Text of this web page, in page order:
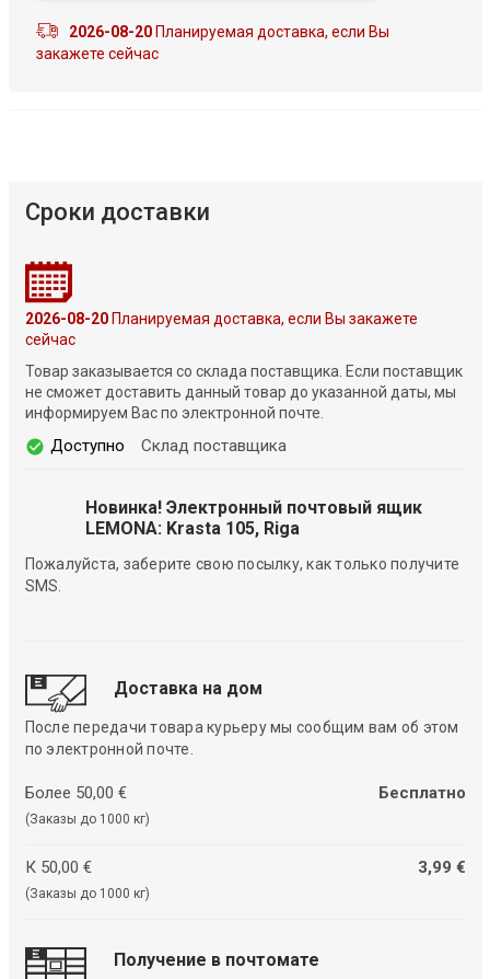
2026-08-20Планируемая доставка, если Вы
закажете сейчас
Сроки доставки
2026-08-20Планируемая доставка, если Вы закажете
сейчас
Товар заказывается со склада поставщика. Если поставщик
не сможет доставить данный товар до указанной даты, мы
информируем Вас по электронной почте.
Доступно Склад поставщика
Новинка! Электронный почтовый ящик
LEMONA: Krasta 105, Riga
Пожалуйста, заберите свою посылку, как только получите
SMS.
Доставка на дом
После передачи товара курьеру мы сообщим вам об этом
по электронной почте.
Более 50,00 €
(Заказы до 1000 кг)
Бесплатно
К 50,00 €
(Заказы до 1000 кг)
3,99 €
Получение в почтомате